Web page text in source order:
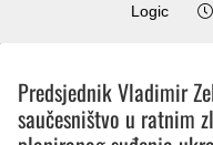
Logic
Predsjednik Vladimir
saučesništvo u ratnim